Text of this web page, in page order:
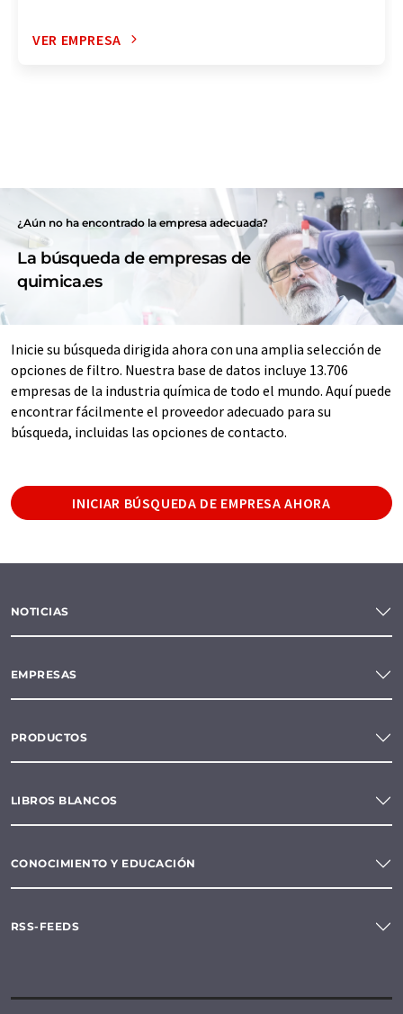
VER EMPRESA
¿Aún no ha encontrado la empresa adecuada?
La búsqueda de empresas de
quimica.es
Inicie su búsqueda dirigida ahora con una amplia selección de
opciones de filtro. Nuestra base de datos incluye 13.706
empresas de la industria química de todo el mundo. Aquí puede
encontrar fácilmente el proveedor adecuado para su
búsqueda, incluidas las opciones de contacto.
INICIAR BÚSQUEDA DE EMPRESA AHORA
NOTICIAS
EMPRESAS
PRODUCTOS
LIBROS BLANCOS
CONOCIMIENTO Y EDUCACIÓN
RSS-FEEDS